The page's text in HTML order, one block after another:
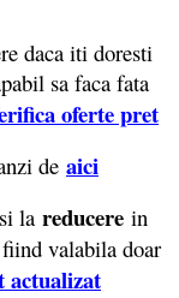
daca iti doresti
sa faca fata
oferte pret
de aici
la reducere in
valabila doar
actualizat